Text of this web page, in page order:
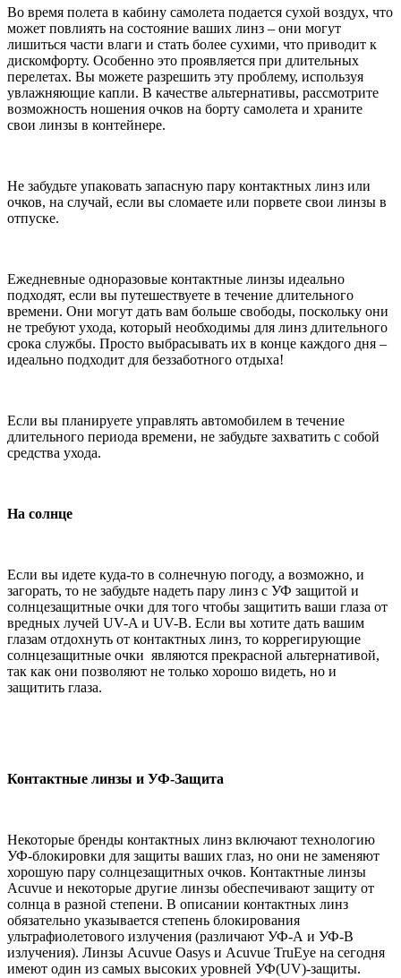
Во время полета в кабину самолета подается сухой воздух, что
может повлиять на состояние ваших линз – они могут
лишиться части влаги и стать более сухими, что приводит к
дискомфорту. Особенно это проявляется при длительных
перелетах. Вы можете разрешить эту проблему, используя
увлажняющие капли. В качестве альтернативы, рассмотрите
возможность ношения очков на борту самолета и храните
свои линзы в контейнере.
Не забудьте упаковать запасную пару контактных линз или
очков, на случай, если вы сломаете или порвете свои линзы в
отпуске.
Ежедневные одноразовые контактные линзы идеально
подходят, если вы путешествуете в течение длительного
времени. Они могут дать вам больше свободы, поскольку они
не требуют ухода, который необходимы для линз длительного
срока службы. Просто выбрасывать их в конце каждого дня –
идеально подходит для беззаботного отдыха!
Если вы планируете управлять автомобилем в течение
длительного периода времени, не забудьте захватить с собой
средства ухода.
На солнце
Если вы идете куда-то в солнечную погоду, а возможно, и
загорать, то не забудьте надеть пару линз с УФ защитой и
солнцезащитные очки для того чтобы защитить ваши глаза от
вредных лучей UV-A и UV-B. Если вы хотите дать вашим
глазам отдохнуть от контактных линз, то коррегирующие
солнцезащитные очки являются прекрасной альтернативой,
так как они позволяют не только хорошо видеть, но и
защитить глаза.
Контактные линзы и УФ-Защита
Некоторые бренды контактных линз включают технологию
УФ-блокировки для защиты ваших глаз, но они не заменяют
хорошую пару солнцезащитных очков. Контактные линзы
Acuvue и некоторые другие линзы обеспечивают защиту от
солнца в разной степени. В описании контактных линз
обязательно указывается степень блокирования
ультрафиолетового излучения (различают УФ-А и УФ-В
излучения). Линзы Acuvue Oasys и Acuvue TruEye на сегодня
имеют один из самых высоких уровней УФ(UV)-защиты.